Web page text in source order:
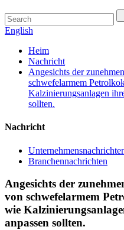
English
Heim
Nachricht
Angesichts der
schwefelarmem
Kalzinierungsanlagen
sollten.
Nachricht
Branchennachrichten
Angesichts der
von schwefelarmem
wie
anpassen sollten.